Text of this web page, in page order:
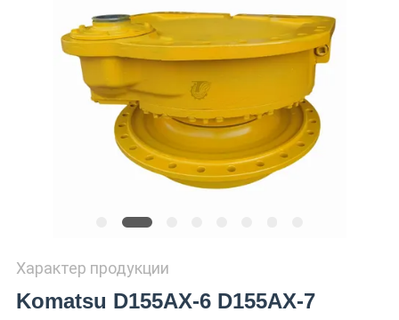
Характер продукции
Komatsu D155AX-6 D155AX-7